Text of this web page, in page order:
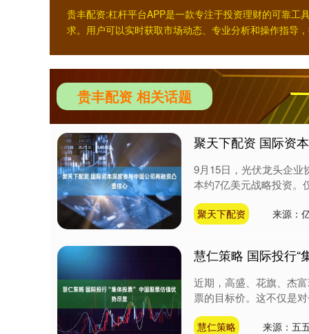
贵丰配资:杠杆平台APP是一款专注于投资理财的可靠
求。用户可以实时获取市场动态、专业分析和操作指导
贵丰配资 相关话题
聚天下配资 国际资
9月15日，光伏龙头企业
本约7亿美元战略投资。
聚天下配资 来源：
慧仁策略 国际投行“
近期，高盛、花旗、杰
票的目标价。这不仅是
慧仁策略 来源：五